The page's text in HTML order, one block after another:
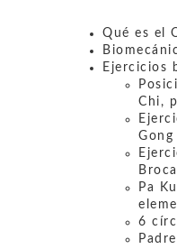
Qué es el
Ejercicios
Chi,
Gong
Pa
6